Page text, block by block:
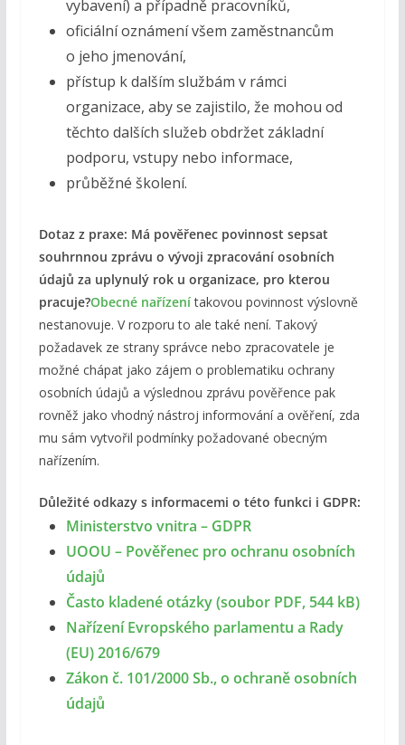
vybavení) a případně pracovníků,
oficiální oznámení všem zaměstnancům
o jeho jmenování,
přístup k dalším službám v rámci
organizace, aby se zajistilo, že mohou od
těchto dalších služeb obdržet základní
podporu, vstupy nebo informace,
průběžné školení.
Dotaz z praxe: Má pověřenec povinnost sepsat
souhrnnou zprávu o vývoji zpracování osobních
údajů za uplynulý rok u organizace, pro kterou
pracuje?Obecné nařízenítakovou povinnost výslovně
nestanovuje. V rozporu to ale také není. Takový
požadavek ze strany správce nebo zpracovatele je
možné chápat jako zájem o problematiku ochrany
osobních údajů a výslednou zprávu pověřence pak
rovněž jako vhodný nástroj informování a ověření, zda
mu sám vytvořil podmínky požadované obecným
nařízením.
Důležité odkazy s informacemi o této funkci i GDPR:
Ministerstvo vnitra – GDPR
UOOU – Pověřenec pro ochranu osobních
údajů
Často kladené otázky (soubor PDF, 544 kB)
Nařízení Evropského parlamentu a Rady
(EU) 2016/679
Zákon č. 101/2000 Sb., o ochraně osobních
údajů